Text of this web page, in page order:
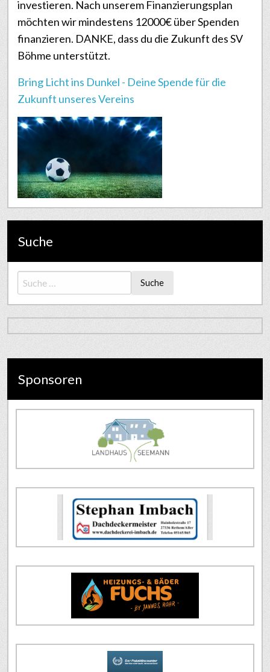
investieren. Nach unserem Finanzierungsplan
möchten wir mindestens 12000€ über Spenden
finanzieren. DANKE, dass du die Zukunft des SV
Böhme unterstützt.
Bring Licht ins Dunkel - Deine Spende für die
Zukunft unseres Vereins
Suche
Suche
Sponsoren